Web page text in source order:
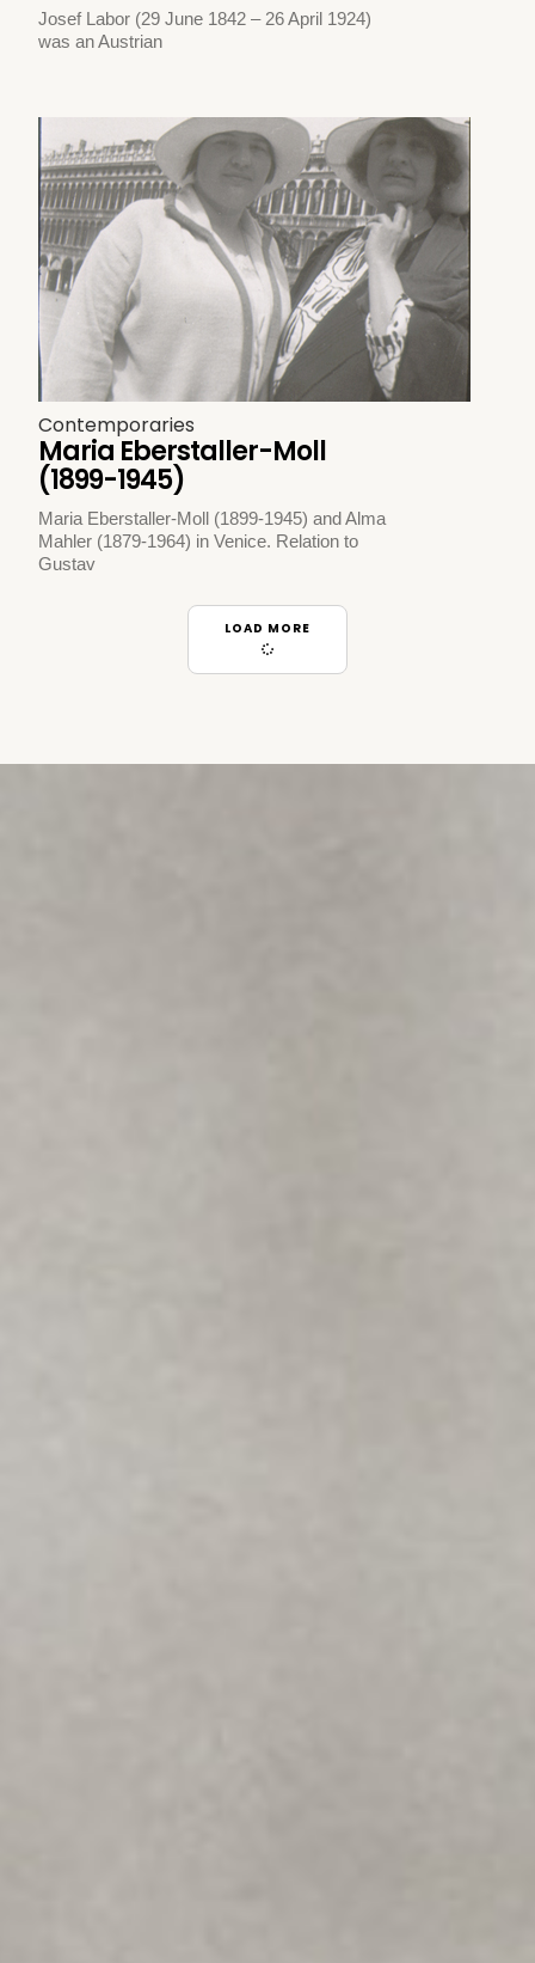
Josef Labor (29 June 1842 – 26 April 1924)
was an Austrian
Contemporaries
Maria Eberstaller-Moll
(1899-1945)
Maria Eberstaller-Moll (1899-1945) and Alma
Mahler (1879-1964) in Venice. Relation to
Gustav
LOAD MORE